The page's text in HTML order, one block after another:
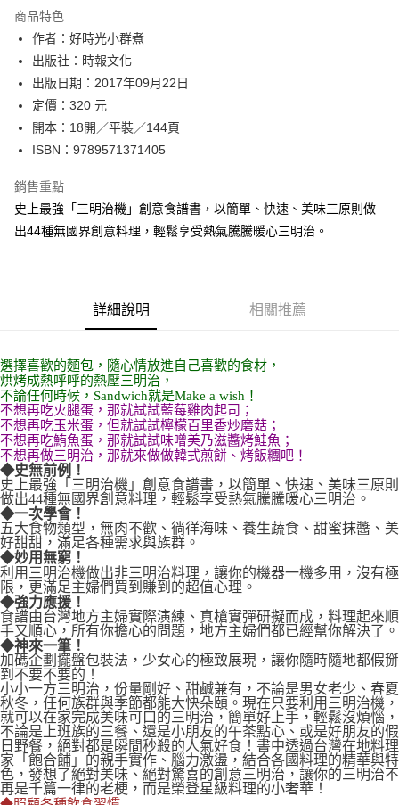
運送方式
付款後全家取貨
每筆NT$60，滿NT$499(含以上)免運費
付款後7-11取貨
每筆NT$60，滿NT$499(含以上)免運費
宅配
每筆NT$100，滿NT$499(含以上)免運費
商品特色
作者：好時光小群煮
出版社：時報文化
出版日期：2017年09月22日
定價：320 元
開本：18開／平裝／144頁
ISBN：9789571371405
銷售重點
史上最強「三明治機」創意食譜書，以簡單、快速、美味三原則做
出44種無國界創意料理，輕鬆享受熱氣騰騰暖心三明治。
詳細說明 相關推薦
選擇喜歡的麵包，隨心情放進自己喜歡的食材，
烘烤成熱呼呼的熱壓三明治，
不論任何時候，Sandwich就是Make a wish！
不想再吃火腿蛋，那就試試藍莓雞肉起司；
不想再吃玉米蛋，但就試試檸檬百里香炒磨菇；
不想再吃鮪魚蛋，那就試試味噌美乃滋醬烤鮭魚；
不想再做三明治，那就來做做韓式煎餅、烤飯糰吧！
◆史無前例！
史上最強「三明治機」創意食譜書，以簡單、快速、美味三原則
做出44種無國界創意料理，輕鬆享受熱氣騰騰暖心三明治。
◆一次學會！
五大食物類型，無肉不歡、徜徉海味、養生蔬食、甜蜜抹醬、美
好甜甜，滿足各種需求與族群。
◆妙用無窮！
利用三明治機做出非三明治料理，讓你的機器一機多用，沒有極
限，更滿足主婦們買到賺到的超值心理。
◆強力應援！
食譜由台灣地方主婦實際演練、真槍實彈研擬而成，料理起來順
手又順心，所有你擔心的問題，地方主婦們都已經幫你解決了。
◆神來一筆！
加碼企劃擺盤包裝法，少女心的極致展現，讓你隨時隨地都假掰
到不要不要的！
小小一方三明治，份量剛好、甜鹹兼有，不論是男女老少、春夏
秋冬，任何族群與季節都能大快朵頤。現在只要利用三明治機，
就可以在家完成美味可口的三明治，簡單好上手，輕鬆沒煩惱，
不論是上班族的三餐、還是小朋友的午茶點心、或是好朋友的假
日野餐，絕對都是瞬間秒殺的人氣好食！書中透過台灣在地料理
家「飽合餔」的親手實作、腦力激盪，結合各國料理的精華與特
色，發想了絕對美味、絕對驚喜的創意三明治，讓你的三明治不
再是千篇一律的老梗，而是榮登星級料理的小奢華！